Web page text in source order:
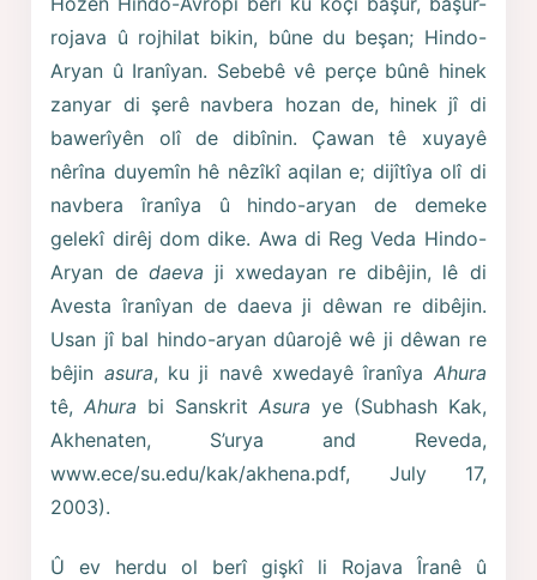
rojava û rojhilat bikin, bûne du beşan; Hindo-
Aryan û Iranîyan. Sebebê vê perçe bûnê hinek
zanyar di şerê navbera hozan de, hinek jî di
bawerîyên olî de dibînin. Çawan tê xuyayê
nêrîna duyemîn hê nêzîkî aqilan e; dijîtîya olî di
navbera îranîya û hindo-aryan de demeke
gelekî dirêj dom dike. Awa di Reg Veda Hindo-
Aryan de daeva ji xwedayan re dibêjin, lê di
Avesta îranîyan de daeva ji dêwan re dibêjin.
Usan jî bal hindo-aryan dûarojê wê ji dêwan re
bêjin asura, ku ji navê xwedayê îranîya Ahura
tê,Ahura bi Sanskrit Asura ye (Subhash Kak,
Akhenaten, S’urya and Reveda,
www.ece/su.edu/kak/akhena.pdf, July 17,
2003).
Û ev herdu ol berî gişkî li Rojava Îranê û